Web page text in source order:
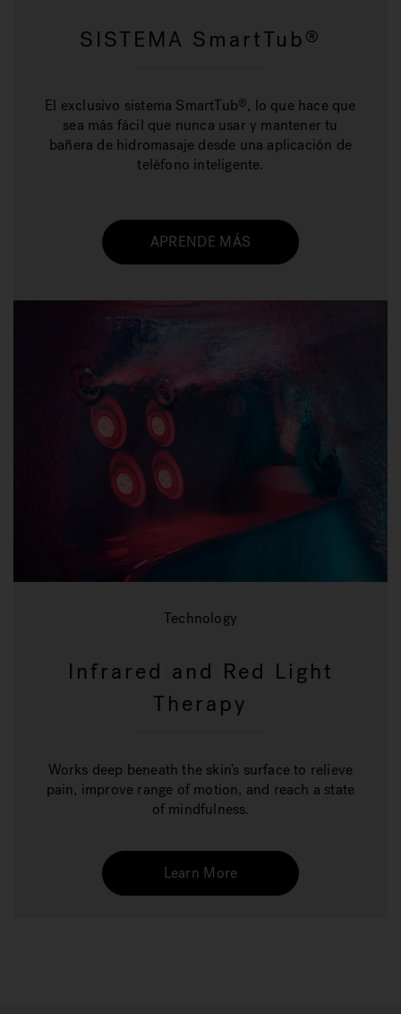
SISTEMA SmartTub ®
El exclusivo sistema SmartTub®, lo que hace que
sea más fácil que nunca usar y mantener tu
bañera de hidromasaje desde una aplicación de
teléfono inteligente.
APRENDE MÁS
Technology
Infrared and Red Light
Therapy
Works deep beneath the skin’s surface to relieve
pain, improve range of motion, and reach a state
of mindfulness.
Learn More